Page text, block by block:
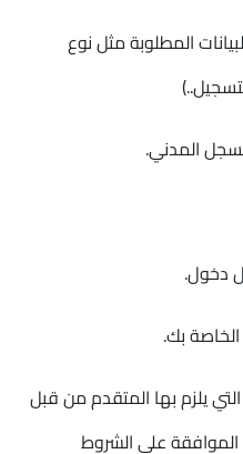
المطلوبة مثل نوع
المدني.
دخول.
بك.
يلزم بها المتقدم من قبل
على الشروط